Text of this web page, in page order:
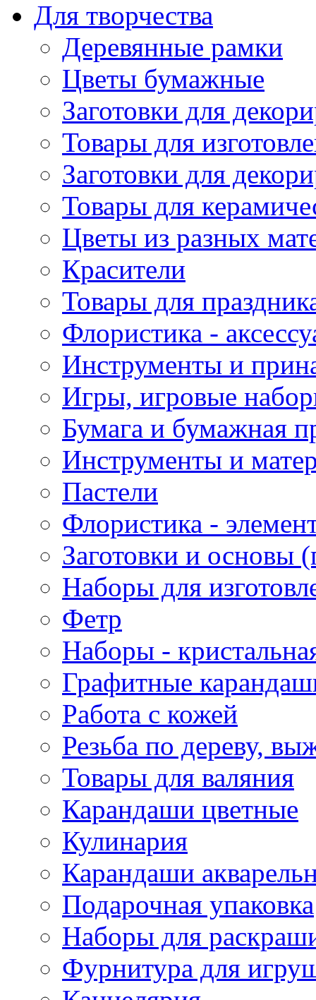
Для творчества
Деревянные рамки
Цветы бумажные
Заготовки для
Товары для
Заготовки для
Товары для
Цветы из разных
Красители
Товары для
Флористика -
Инструменты и
Игры, игровые
Бумага и бумажная
Инструменты и
Пастели
Флористика -
Заготовки и основы
Наборы для
Фетр
Наборы -
Графитные
Работа с кожей
Резьба по дереву,
Товары для валяния
Карандаши цветные
Кулинария
Карандаши
Подарочная упаковка
Наборы для
Фурнитура для